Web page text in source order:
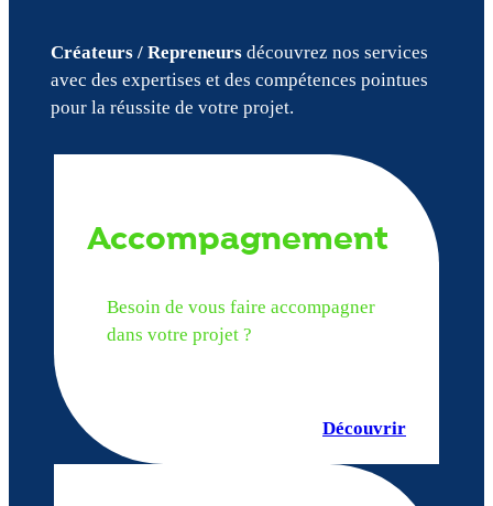
Créateurs / Repreneursdécouvrez nos services
avec des expertises et des compétences pointues
pour la réussite de votre projet.
Accompagnement
Besoin de vous faire accompagner
dans votre projet ?
Découvrir